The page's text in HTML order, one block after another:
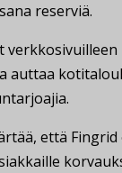
reserviä.
verkkosivuilleen
auttaa
että